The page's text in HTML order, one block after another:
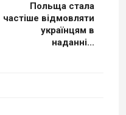
Польща стала
частіше відмовляти
українцям в
наданні...